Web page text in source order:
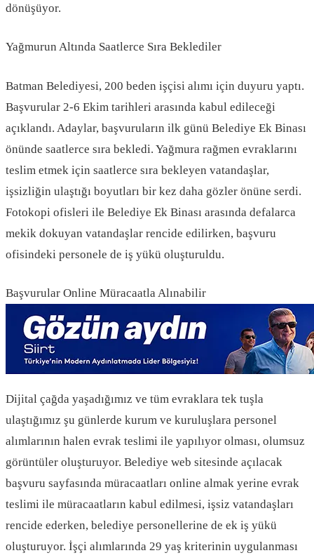
dönüşüyor.
Yağmurun Altında Saatlerce Sıra Beklediler
Batman Belediyesi, 200 beden işçisi alımı için duyuru yaptı.
Başvurular 2-6 Ekim tarihleri arasında kabul edileceği
açıklandı. Adaylar, başvuruların ilk günü Belediye Ek Binası
önünde saatlerce sıra bekledi. Yağmura rağmen evraklarını
teslim etmek için saatlerce sıra bekleyen vatandaşlar,
işsizliğin ulaştığı boyutları bir kez daha gözler önüne serdi.
Fotokopi ofisleri ile Belediye Ek Binası arasında defalarca
mekik dokuyan vatandaşlar rencide edilirken, başvuru
ofisindeki personele de iş yükü oluşturuldu.
Başvurular Online Müracaatla Alınabilir
Dijital çağda yaşadığımız ve tüm evraklara tek tuşla
ulaştığımız şu günlerde kurum ve kuruluşlara personel
alımlarının halen evrak teslimi ile yapılıyor olması, olumsuz
görüntüler oluşturuyor. Belediye web sitesinde açılacak
başvuru sayfasında müracaatları online almak yerine evrak
teslimi ile müracaatların kabul edilmesi, işsiz vatandaşları
rencide ederken, belediye personellerine de ek iş yükü
oluşturuyor. İşçi alımlarında 29 yaş kriterinin uygulanması